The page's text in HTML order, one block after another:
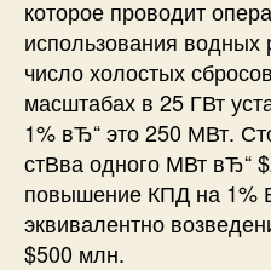
которое проводит
использования водных
число холостых
масштабах в 25 ГВт
1% вЂ“ это 250 МВт.
стВ­ва одного МВт вЂ“
повышение КПД на 1%
эквивалентно
$500 млн.